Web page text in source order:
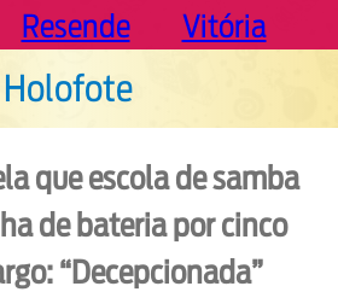
Resende Vitória
Holofote
que escola de samba
de bateria por cinco
“Decepcionada”